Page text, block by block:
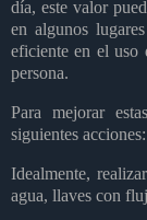
día, este valor
en algunos
eficiente en el uso
persona.
Para mejorar
siguientes acciones:
Idealmente,
agua, llaves con